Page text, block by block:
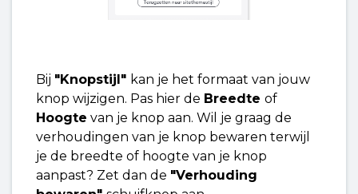
Bij "Knopstijl" kan je het formaat van jouw
knop wijzigen. Pas hier de Breedte of
Hoogte van je knop aan. Wil je graag de
verhoudingen van je knop bewaren terwijl
je de breedte of hoogte van je knop
aanpast? Zet dan de "Verhouding